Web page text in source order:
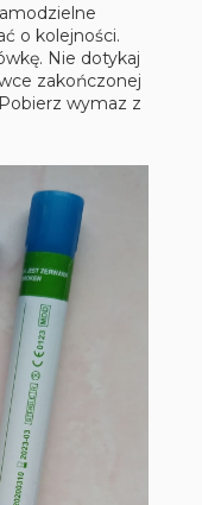
o kolejności.
Nie dotykaj
zakończonej
wymaz z